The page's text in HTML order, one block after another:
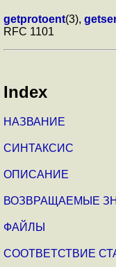
getprotoent(3),
RFC 1101
Index
НАЗВАНИЕ
СИНТАКСИС
ОПИСАНИЕ
ВОЗВРАЩАЕМЫЕ
ФАЙЛЫ
СООТВЕТСТВИЕ